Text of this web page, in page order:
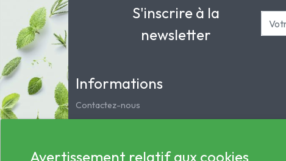
S'inscrire à la
newsletter
Informations
Contactez-nous
Mentions légales
Service clients
Avertissement relatif aux cookies